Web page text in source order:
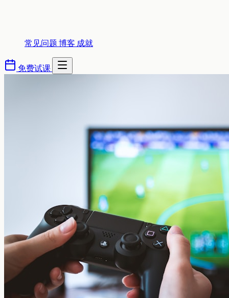
常见问题博客 成就
免费试课